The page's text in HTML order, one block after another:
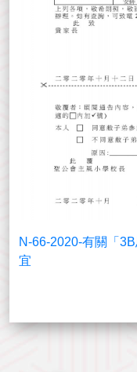
N-66-2020-有關「
宜